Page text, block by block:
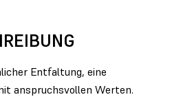
Entfaltung, eine
anspruchsvollen Werten.